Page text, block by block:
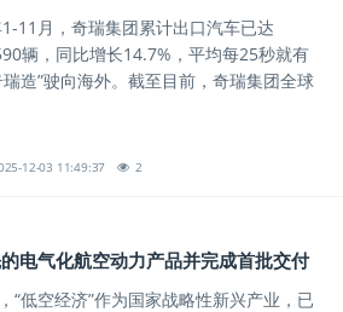
11月，奇瑞集团累计出口汽车已达
辆，同比增长14.7%，平均每25秒就有
瑞造”驶向海外。截至目前，奇瑞集团全球
12-03 11:49:37 2
电气化航空动力产品并完成首批交付
“低空经济”作为国家战略性新兴产业，已